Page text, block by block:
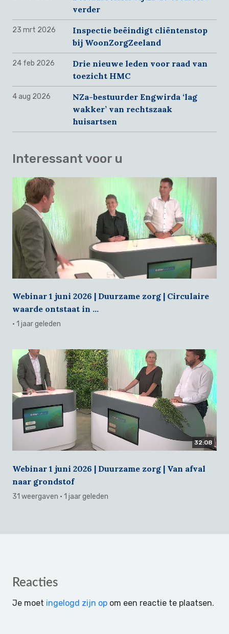
verder
23 mrt 2026
Inspectie beëindigt cliëntenstop
bij WoonZorgZeeland
24 feb 2026
Drie nieuwe leden voor raad van
toezicht HMC
4 aug 2026
NZa-bestuurder Engwirda ‘lag
wakker’ van rechtszaak
huisartsen
Interessant voor u
Webinar 1 juni 2026 | Duurzame zorg | Circulaire
waarde ontstaat in ...
· 1 jaar geleden
32:08
Webinar 1 juni 2026 | Duurzame zorg | Van afval
naar grondstof
31 weergaven · 1 jaar geleden
Reader
Reacties
Je moet ingelogd zijn op om een reactie te plaatsen.